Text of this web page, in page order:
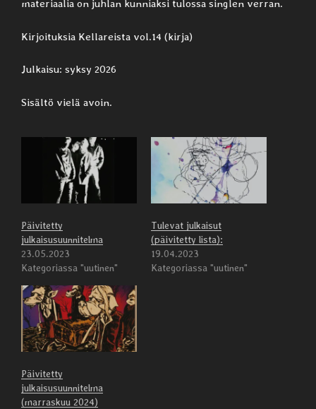
materiaalia on juhlan kunniaksi tulossa singlen verran.
Kirjoituksia Kellareista vol.14 (kirja)
Julkaisu: syksy 2026
Sisältö vielä avoin.
Päivitetty
julkaisusuunnitelma
23.05.2023
Kategoriassa "uutinen"
Tulevat julkaisut
(päivitetty lista):
19.04.2023
Kategoriassa "uutinen"
Päivitetty
julkaisusuunnitelma
(marraskuu 2024)